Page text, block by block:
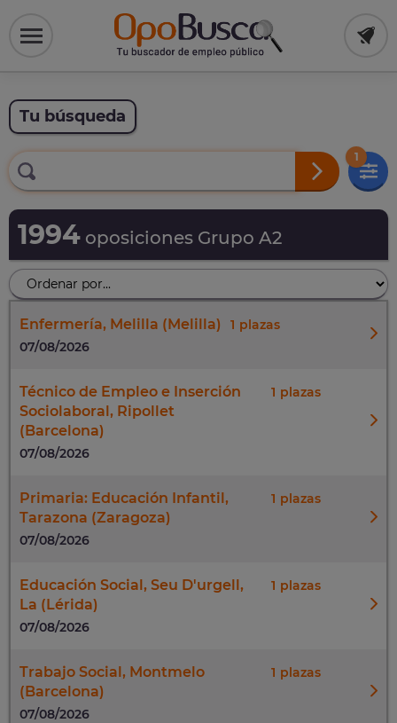
Tu búsqueda
1
1994 oposiciones Grupo A2
Enfermería, Melilla (Melilla)
1
07/08/2026
Técnico de Empleo e Inserción
Sociolaboral, Ripollet
(Barcelona)
1
07/08/2026
Primaria: Educación Infantil,
Tarazona (Zaragoza)
1
07/08/2026
Educación Social, Seu D'urgell,
La (Lérida)
1
07/08/2026
Trabajo Social, Montmelo
(Barcelona)
1
07/08/2026